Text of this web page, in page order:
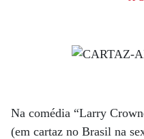
Na comédia “Larry
(em cartaz no Brasil na